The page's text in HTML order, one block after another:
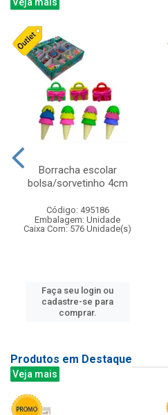
Borracha escolar
bolsa/sorvetinho 4cm
Código: 495186
Embalagem: Unidade
Caixa Com: 576 Unidade(s)
Faça seu login ou
cadastre-se para
comprar.
Produtos em Destaque
Veja mais